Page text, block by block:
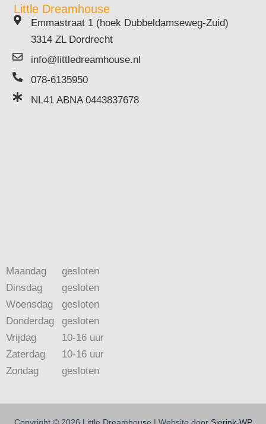
Little Dreamhouse
Emmastraat 1 (hoek Dubbeldamseweg-Zuid)
3314 ZL Dordrecht
info@littledreamhouse.nl
078-6135950
NL41 ABNA 0443837678
Maandag
Dinsdag
Woensdag
Donderdag
Vrijdag
Zaterdag
Zondag
gesloten
gesloten
gesloten
gesloten
10-16 uur
10-16 uur
gesloten